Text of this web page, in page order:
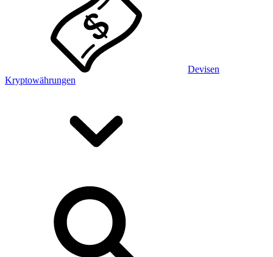
Devisen
Kryptowährungen